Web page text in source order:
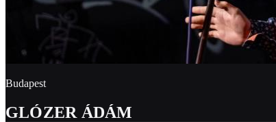
Budapest
GLÓZER ÁDÁM